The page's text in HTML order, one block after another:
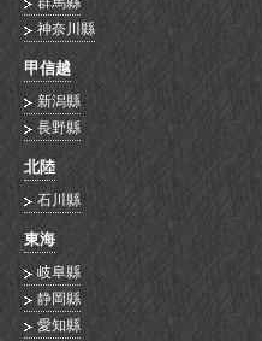
神奈川縣
甲信越
新潟縣
長野縣
北陸
石川縣
東海
岐阜縣
静岡縣
愛知縣